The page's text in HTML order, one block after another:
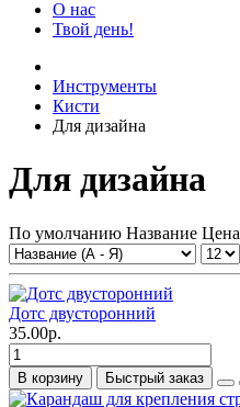
О нас
Твой день!
Инструменты
Кисти
Для дизайна
Для дизайна
По умолчанию Название Цена
Дотс двусторонний
35.00р.
В корзину Быстрый заказ